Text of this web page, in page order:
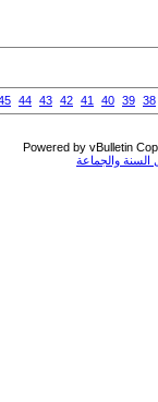
46
47
48
49
50
51
52
53